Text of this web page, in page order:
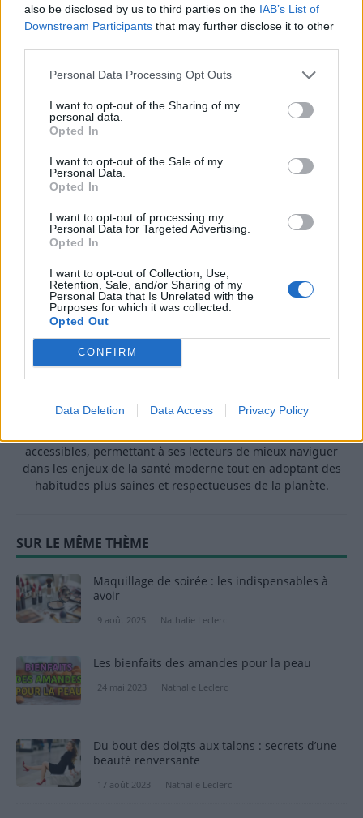
also be disclosed by us to third parties on the IAB’s List of
Downstream Participants that may further disclose it to other
Personal Data Processing Opt Outs
I want to opt-out of the Sharing of my
personal data.
Opted In
I want to opt-out of the Sale of my
Personal Data.
Opted In
I want to opt-out of processing my
Personal Data for Targeted Advertising.
Opted In
I want to opt-out of Collection, Use,
Retention, Sale, and/or Sharing of my
Personal Data that Is Unrelated with the
Purposes for which it was collected.
Opted Out
CONFIRM
Data Deletion Data Access Privacy Policy
d’expérimenter différentes méthodes d’application
BEAUTÉ MAQUILLAGE
A propos Nathalie Leclerc
Nathalie Leclerc est une journaliste spécialisée en santé et
médecine. Mère de deux enfants, elle allie une solide
expertise journalistique à une expérience concrète de la
santé familiale et de la nutrition. Fervente adepte d’un mode
de vie sain, écologique et durable, elle s’engage depuis de
nombreuses années en faveur des produits biologiques et
des solutions de ménage respectueuses de l’environnement.
Grâce à cette double casquette de journaliste et de maman
accessibles, permettant à ses lecteurs de mieux naviguer
dans les enjeux de la santé moderne tout en adoptant des
habitudes plus saines et respectueuses de la planète.
SUR LE MÊME THÈME
Maquillage de soirée : les indispensables à
avoir
9 août 2025 Nathalie Leclerc
Les bienfaits des amandes pour la peau
24 mai 2023 Nathalie Leclerc
Du bout des doigts aux talons : secrets d’une
beauté renversante
17 août 2023 Nathalie Leclerc